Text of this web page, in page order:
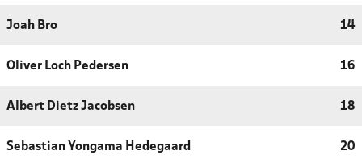
Joah Bro 14
Oliver Loch Pedersen 16
Albert Dietz Jacobsen 18
Sebastian Yongama Hedegaard 20